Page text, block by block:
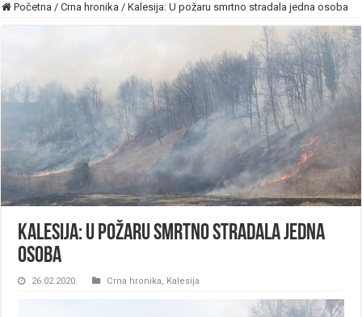
Početna / Crna hronika / Kalesija: U požaru smrtno stradala jedna osoba
Kalesija: U požaru smrtno stradala jedna
osoba
26.02.2020. Crna hronika, Kalesija